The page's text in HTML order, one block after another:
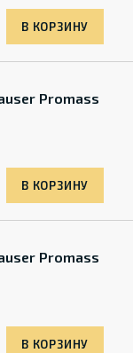
В КОРЗИНУ
Promass
В КОРЗИНУ
Promass
В КОРЗИНУ